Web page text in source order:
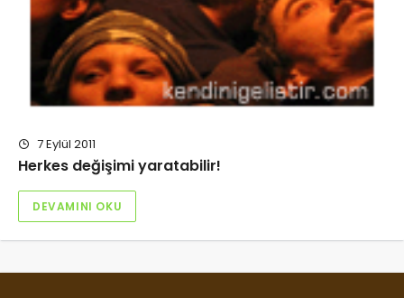
7 Eylül 2011
Herkes değişimi yaratabilir!
DEVAMINI OKU